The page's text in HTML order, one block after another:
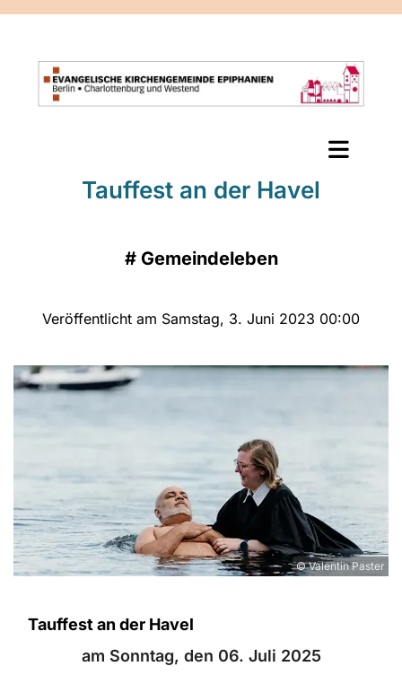
Tauffest an der Havel
# Gemeindeleben
Veröffentlicht am Samstag, 3. Juni 2023 00:00
© Valentin Paster
Tauffest an der Havel
am Sonntag, den 06. Juli 2025